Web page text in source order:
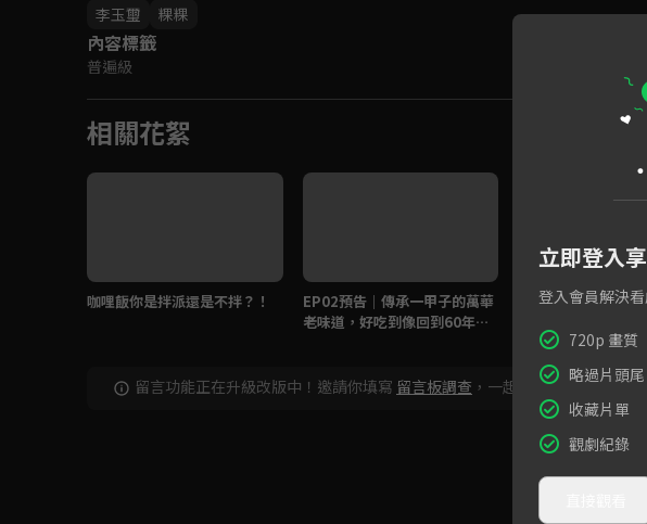
李玉璽 粿粿
內容標籤
普遍級
相關花絮
咖哩飯你是拌派還是不拌？！
EP02預告｜傳承一甲子的萬華
老味道，好吃到像回到60年
EP01預告｜拼字雞
美約會攻略！
留言功能正在升級改版中！邀請你填寫 留言板調查 ，一起共創新版留言功能！
立即登入
登入會員解決
720p 畫質
略過片頭尾
收藏片單
觀劇紀錄